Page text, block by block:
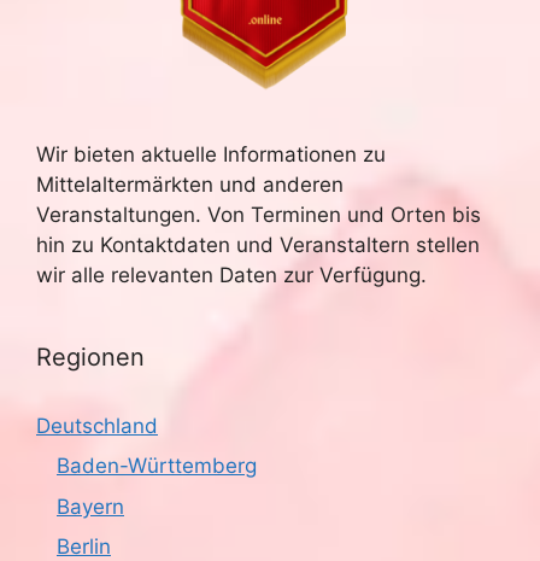
Wir bieten aktuelle Informationen zu
Mittelaltermärkten und anderen
Veranstaltungen. Von Terminen und Orten bis
hin zu Kontaktdaten und Veranstaltern stellen
wir alle relevanten Daten zur Verfügung.
Regionen
Deutschland
Baden-Württemberg
Bayern
Berlin